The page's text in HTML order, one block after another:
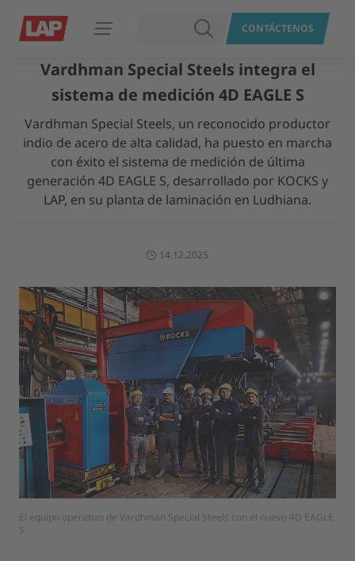
Abrir navegación BUSCARCONTÁCTENOS
Vardhman Special Steels integra el
sistema de medición 4D EAGLE S
Vardhman Special Steels, un reconocido productor
indio de acero de alta calidad, ha puesto en marcha
con éxito el sistema de medición de última
generación 4D EAGLE S, desarrollado por KOCKS y
LAP, en su planta de laminación en Ludhiana.
14.12.2025
El equipo operativo de Vardhman Special Steels con el nuevo 4D EAGLE
S.